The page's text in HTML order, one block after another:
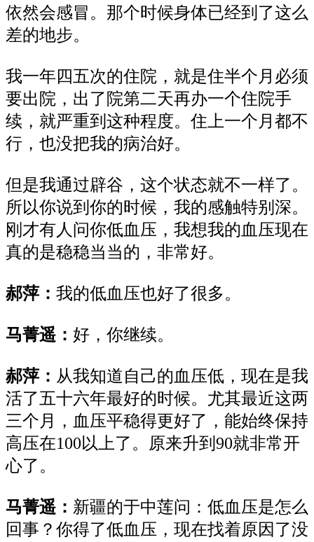
依然会感冒。那个时候身体已经到了这么
差的地步。
我一年四五次的住院，就是住半个月必须
要出院，出了院第二天再办一个住院手
续，就严重到这种程度。住上一个月都不
行，也没把我的病治好。
但是我通过辟谷，这个状态就不一样了。
所以你说到你的时候，我的感触特别深。
刚才有人问你低血压，我想我的血压现在
真的是稳稳当当的，非常好。
郝萍： 我的低血压也好了很多。
马菁遥： 好，你继续。
郝萍： 从我知道自己的血压低，现在是我
活了五十六年最好的时候。尤其最近这两
三个月，血压平稳得更好了，能始终保持
高压在100以上了。原来升到90就非常开
心了。
马菁遥： 新疆的于中莲问：低血压是怎么
回事？你得了低血压，现在找着原因了没